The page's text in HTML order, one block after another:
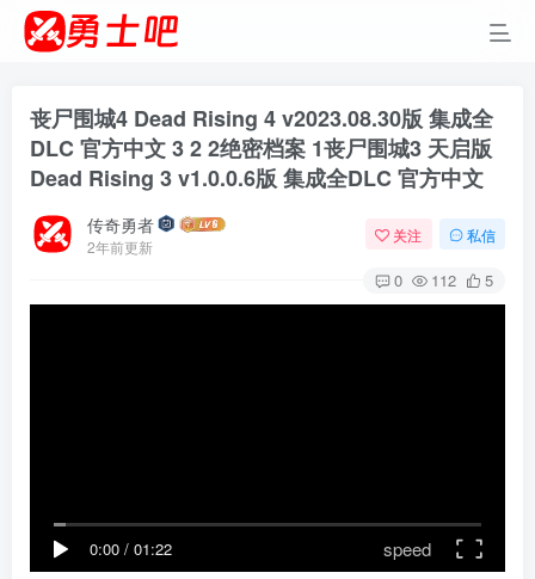
丧尸围城4 Dead Rising 4 v2023.08.30版 集成全
DLC 官方中文 3 2 2绝密档案 1丧尸围城3 天启版
Dead Rising 3 v1.0.0.6版 集成全DLC 官方中文
传奇勇者
2年前更新
关注 私信
0 112 5
0:00 / 01:22 speed